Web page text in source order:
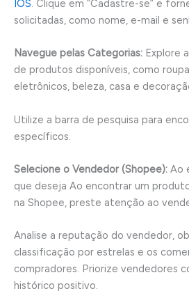
IOS. Clique em “Cadastre-se” e
solicitadas, como nome, e-mail e
Navegue pelas Categorias: Explore
de produtos disponíveis, como
eletrônicos, beleza, casa e
Utilize a barra de pesquisa para
específicos.
Selecione o Vendedor (Shopee): Ao
que deseja Ao encontrar um
na Shopee, preste atenção ao
Analise a reputação do vendedor,
classificação por estrelas e os
compradores. Priorize vendedores
histórico positivo.